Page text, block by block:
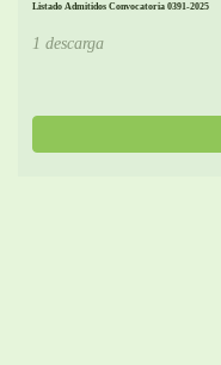
Listado Admitidos Convocatoria 0391-2025
1 descarga